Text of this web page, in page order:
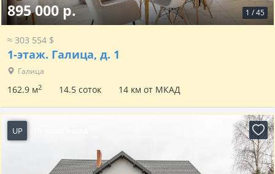
1 /45
895 000 р.
≈ 303 554 $
1-этаж. Галица, д. 1
Галица
162.9 м2 14.5 соток 14 км от МКАД
UP